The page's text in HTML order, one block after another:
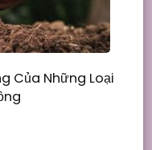
Của Những Loại